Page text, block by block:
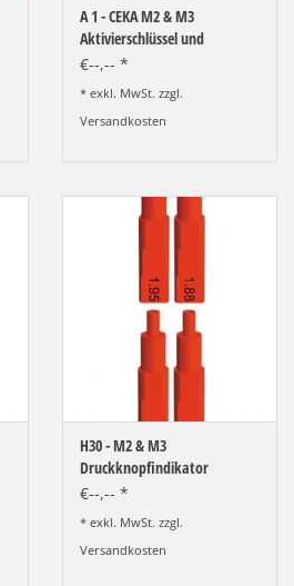
A 1 - CEKA M2 & M3
Aktivierschlüssel und
Schraubenzieher
€--,-- *
* exkl. MwSt. zzgl.
Versandkosten
H30 - M2 & M3
Druckknopfindikator
€--,-- *
* exkl. MwSt. zzgl.
Versandkosten